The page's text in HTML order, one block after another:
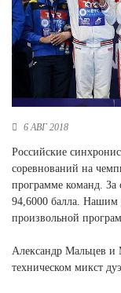
Новосибирская область (3)
Омская область (5)
Республика
Республика Крым (1)
Республика Татарстан (2)
Ростовская область (2)
Самарская область (1)
Санкт-Петербург и ЛО (3)
Саратовская область (1)
Свердловская область (5)
Северная Осетия (2)
Ставропольский край (5)
6 АВГ 2018
Российские
соревнований на
программе команд. За
94,6000 балла. Нашим
произвольной
Александр Мальцев и
техническом микст